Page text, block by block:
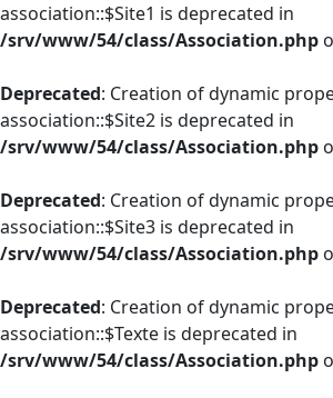
association::$Site1 is deprecated in
/srv/www/54/class/Association.php
Deprecated: Creation of dynamic
association::$Site2 is deprecated in
/srv/www/54/class/Association.php
Deprecated: Creation of dynamic
association::$Site3 is deprecated in
/srv/www/54/class/Association.php
Deprecated: Creation of dynamic
association::$Texte is deprecated in
/srv/www/54/class/Association.php